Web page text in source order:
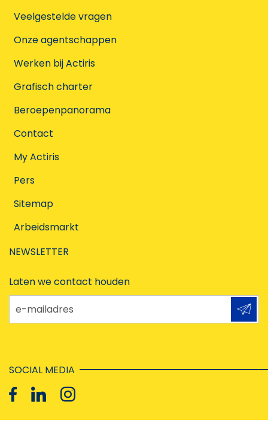
Veelgestelde vragen
Onze agentschappen
Werken bij Actiris
Grafisch charter
Beroepenpanorama
Contact
My Actiris
Pers
Sitemap
Arbeidsmarkt
NEWSLETTER
Laten we contact houden
e-mailadres
SOCIAL MEDIA